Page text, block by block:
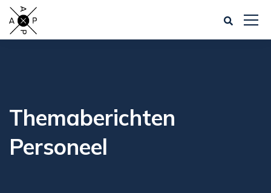
Themaberichten
Personeel